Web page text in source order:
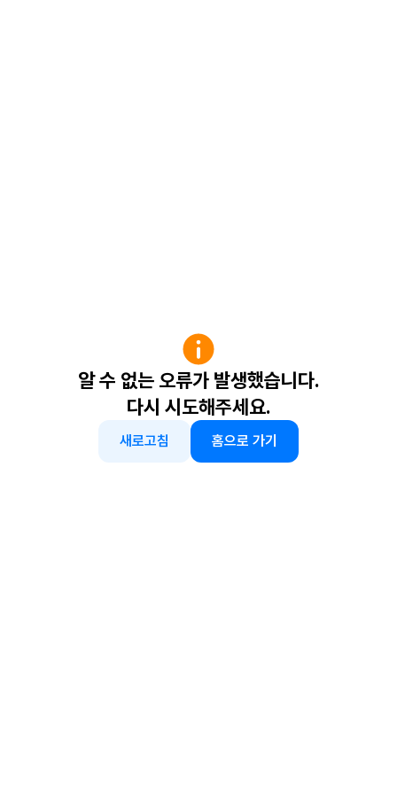
알 수 없는 오류가 발생했습니다.
다시 시도해주세요.
새로고침 홈으로 가기